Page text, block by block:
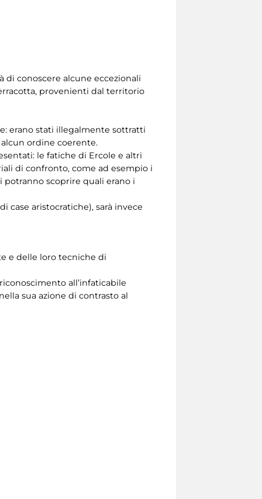
di conoscere alcune eccezionali
provenienti dal territorio
erano stati illegalmente sottratti
alcun ordine coerente.
le fatiche di Ercole e altri
di confronto, come ad esempio i
potranno scoprire quali erano i
case aristocratiche), sarà invece
e delle loro tecniche di
all’infaticabile
sua azione di contrasto al